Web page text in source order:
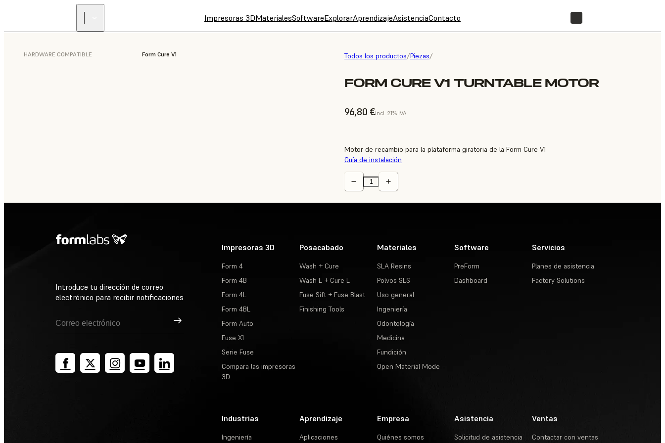
Impresoras 3DMaterialesSoftwareExplorarAprendizajeAsistenciaContacto
Todos los productos/Piezas/
FORM CURE V1 TURNTABLE MOTOR
96,80 €incl. 21% IVA
HARDWARE COMPATIBLE Form Cure V1
Motor de recambio para la plataforma giratoria de la Form Cure V1
Guía de instalación
Introduce tu dirección de correo
electrónico para recibir notificaciones
Suscribirse
Impresoras 3D
Form 4
Form 4B
Form 4L
Form 4BL
Form Auto
Fuse X1
Serie Fuse
Compara las impresoras
3D
Posacabado
Wash + Cure
Wash L + Cure L
Fuse Sift + Fuse Blast
Finishing Tools
Materiales
SLA Resins
Polvos SLS
Uso general
Ingeniería
Odontología
Medicina
Fundición
Open Material Mode
Software
PreForm
Dashboard
Servicios
Planes de asistencia
Factory Solutions
Industrias
Ingeniería
Aprendizaje
Aplicaciones
Empresa
Quiénes somos
Asistencia
Solicitud de asistencia
Ventas
Contactar con ventas